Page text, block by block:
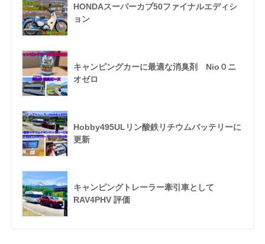
HONDAスーパーカブ50ファイナルエディシ
ョン
キャンピングカーに最適な消臭剤 Nio０ニ
オゼロ
Hobby495ULリン酸鉄リチウムバッテリーに
更新
キャンピングトレーラー牽引車として
RAV4PHV 評価